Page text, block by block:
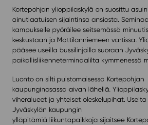
Kortepohjan ylioppilaskylä on suosittu
ainutlaatuisen sijaintinsa ansiosta.
kampukselle pyöräilee seitsemässä
keskustaan ja Mattilanniemeen vartissa.
pääsee useilla bussilinjoilla suoraan
paikallisliikenneterminaalilta kymmenessä
Luonto on silti puistomaisessa Kortepohjan
kaupunginosassa aivan lähellä.
viheralueet ja yhteiset oleskelupihat.
Jyväskylän kaupungin
ylläpitämiä liikuntapaikkoja sijaitsee